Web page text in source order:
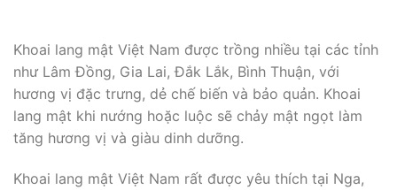
Khoai lang mật Việt Nam được trồng nhiều tại các tỉnh
như Lâm Đồng, Gia Lai, Đắk Lắk, Bình Thuận, với
hương vị đặc trưng, dẻ chế biến và bảo quản. Khoai
lang mật khi nướng hoặc luộc sẽ chảy mật ngọt làm
tăng hương vị và giàu dinh dưỡng.
Khoai lang mật Việt Nam rất được yêu thích tại Nga,